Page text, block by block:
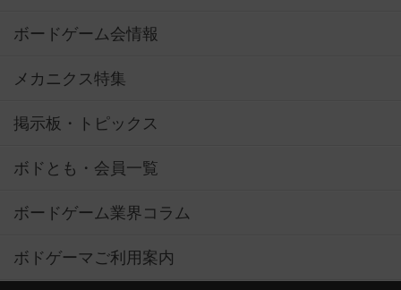
ボードゲーム会情報
メカニクス特集
掲示板・トピックス
ボドとも・会員一覧
ボードゲーム業界コラム
ボドゲーマご利用案内